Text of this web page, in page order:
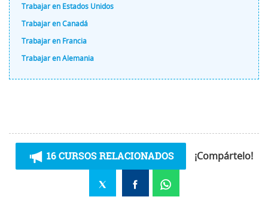
Trabajar en Estados Unidos
Trabajar en Canadá
Trabajar en Francia
Trabajar en Alemania
16 CURSOS RELACIONADOS ¡Compártelo!